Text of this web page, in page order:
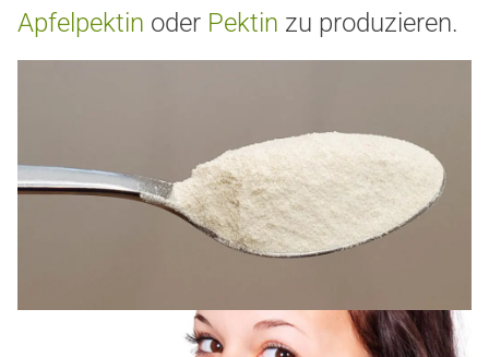
Apfelpektin oder Pektin zu produzieren.